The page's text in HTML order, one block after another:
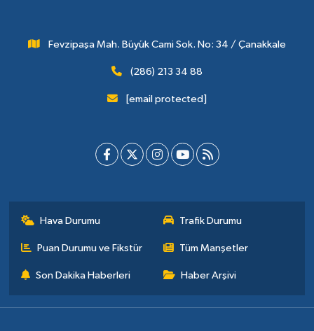
Fevzipaşa Mah. Büyük Cami Sok. No: 34 / Çanakkale
(286) 213 34 88
[email protected]
Hava Durumu Trafik Durumu
Puan Durumu ve Fikstür Tüm Manşetler
Son Dakika Haberleri Haber Arşivi